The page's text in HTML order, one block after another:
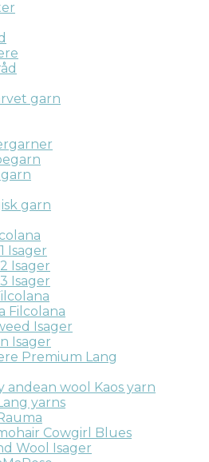
garn
garn
Isager
Isager
Isager
Filcolana
Isager
Isager
Premium Lang
andean wool Kaos yarn
yarns
Cowgirl Blues
Wool Isager